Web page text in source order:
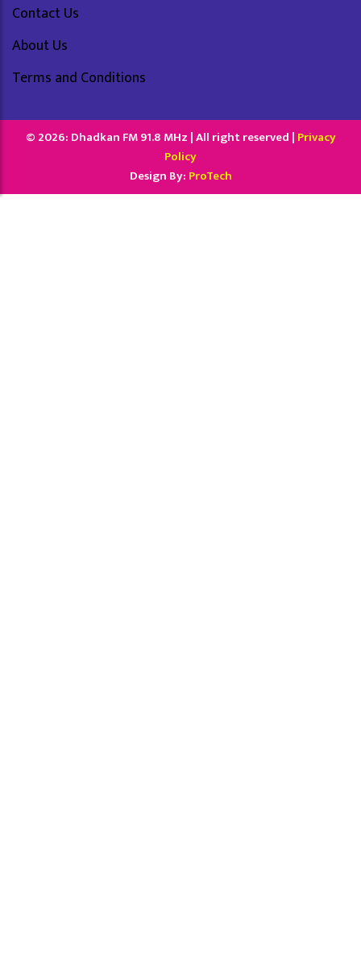
Contact Us
About Us
Terms and Conditions
© 2026: Dhadkan FM 91.8 MHz | All right reserved | Privacy
Policy
Design By: ProTech